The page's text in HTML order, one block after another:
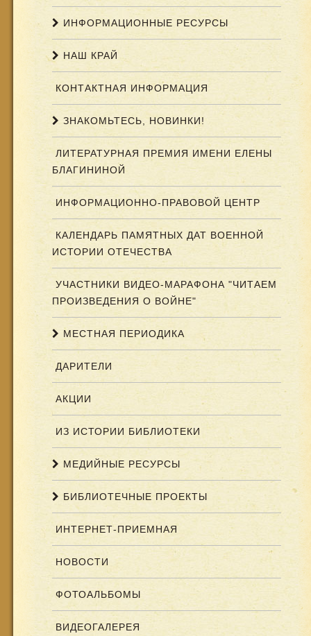
ИНФОРМАЦИОННЫЕ РЕСУРСЫ
НАШ КРАЙ
КОНТАКТНАЯ ИНФОРМАЦИЯ
ЗНАКОМЬТЕСЬ, НОВИНКИ!
ЛИТЕРАТУРНАЯ ПРЕМИЯ ИМЕНИ ЕЛЕНЫ
БЛАГИНИНОЙ
ИНФОРМАЦИОННО-ПРАВОВОЙ ЦЕНТР
КАЛЕНДАРЬ ПАМЯТНЫХ ДАТ ВОЕННОЙ
ИСТОРИИ ОТЕЧЕСТВА
УЧАСТНИКИ ВИДЕО-МАРАФОНА "ЧИТАЕМ
ПРОИЗВЕДЕНИЯ О ВОЙНЕ"
МЕСТНАЯ ПЕРИОДИКА
ДАРИТЕЛИ
АКЦИИ
ИЗ ИСТОРИИ БИБЛИОТЕКИ
МЕДИЙНЫЕ РЕСУРСЫ
БИБЛИОТЕЧНЫЕ ПРОЕКТЫ
ИНТЕРНЕТ-ПРИЕМНАЯ
НОВОСТИ
ФОТОАЛЬБОМЫ
ВИДЕОГАЛЕРЕЯ